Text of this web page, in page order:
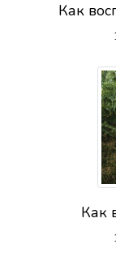
Как
Как